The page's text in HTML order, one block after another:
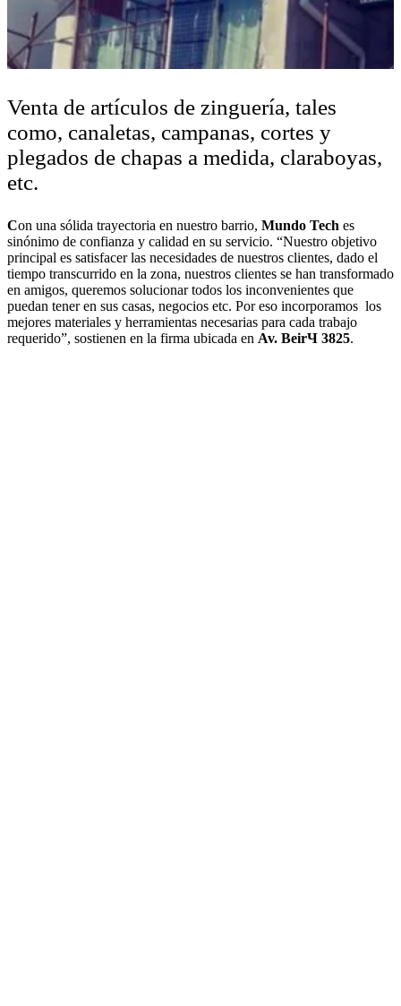
Venta de artículos de zinguería, tales
como, canaletas, campanas, cortes y
plegados de chapas a medida, claraboyas,
etc.
Con una sólida trayectoria en nuestro barrio, Mundo Tech es
sinónimo de confianza y calidad en su servicio. “Nuestro objetivo
principal es satisfacer las necesidades de nuestros clientes, dado el
tiempo transcurrido en la zona, nuestros clientes se han transformado
en amigos, queremos solucionar todos los inconvenientes que
puedan tener en sus casas, negocios etc. Por eso incorporamos los
mejores materiales y herramientas necesarias para cada trabajo
requerido”, sostienen en la firma ubicada en Av. BeirЧ 3825.